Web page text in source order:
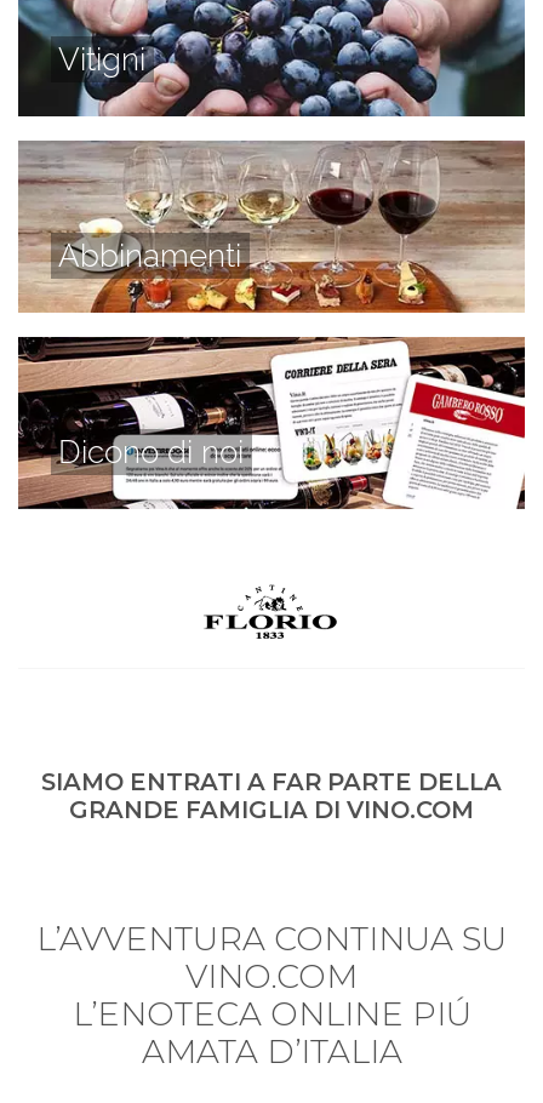
Vitigni
Abbinamenti
Dicono di noi
SIAMO ENTRATI A FAR PARTE DELLA
GRANDE FAMIGLIA DI VINO.COM
L’AVVENTURA CONTINUA SU
VINO.COM
L’ENOTECA ONLINE PIÚ
AMATA D’ITALIA